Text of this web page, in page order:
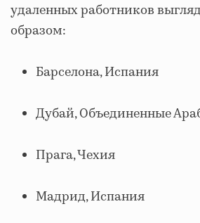
удаленных работников
образом:
Барселона, Испания
Дубай, Объединенные
Прага, Чехия
Мадрид, Испания